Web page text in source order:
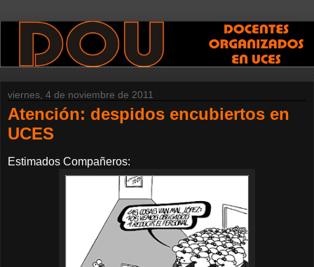
viernes, 4 de noviembre de 2011
Atención: despidos encubiertos en
UCES
Estimados Compañeros: